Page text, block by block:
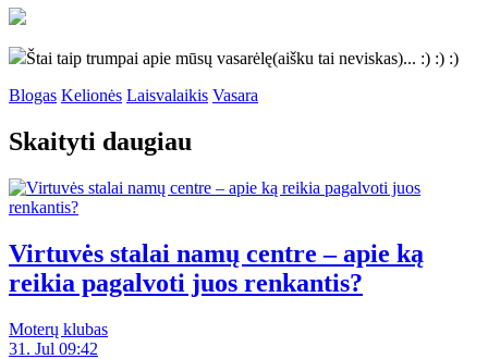
Štai taip trumpai apie mūsų vasarėlę(aišku tai neviskas)... :) :) :)
Blogas Kelionės Laisvalaikis Vasara
Skaityti daugiau
Virtuvės stalai namų centre – apie ką
reikia pagalvoti juos renkantis?
Moterų klubas
31. Jul 09:42